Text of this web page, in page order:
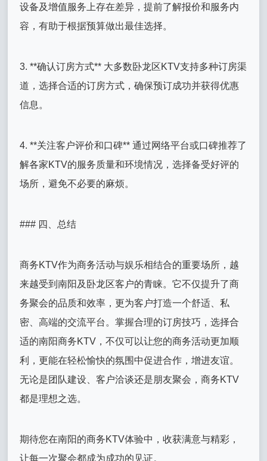
设备及增值服务上存在差异，提前了解报价和服务内
容，有助于根据预算做出最佳选择。
3. **确认订房方式** 大多数卧龙区KTV支持多种订房渠
道，选择合适的订房方式，确保预订成功并获得优惠
信息。
4. **关注客户评价和口碑** 通过网络平台或口碑推荐了
解各家KTV的服务质量和环境情况，选择备受好评的
场所，避免不必要的麻烦。
### 四、总结
商务KTV作为商务活动与娱乐相结合的重要场所，越
来越受到南阳及卧龙区客户的青睐。它不仅提升了商
务聚会的品质和效率，更为客户打造一个舒适、私
密、高端的交流平台。掌握合理的订房技巧，选择合
适的南阳商务KTV，不仅可以让您的商务活动更加顺
利，更能在轻松愉快的氛围中促进合作，增进友谊。
无论是团队建设、客户洽谈还是朋友聚会，商务KTV
都是理想之选。
期待您在南阳的商务KTV体验中，收获满意与精彩，
让每一次聚会都成为成功的见证。